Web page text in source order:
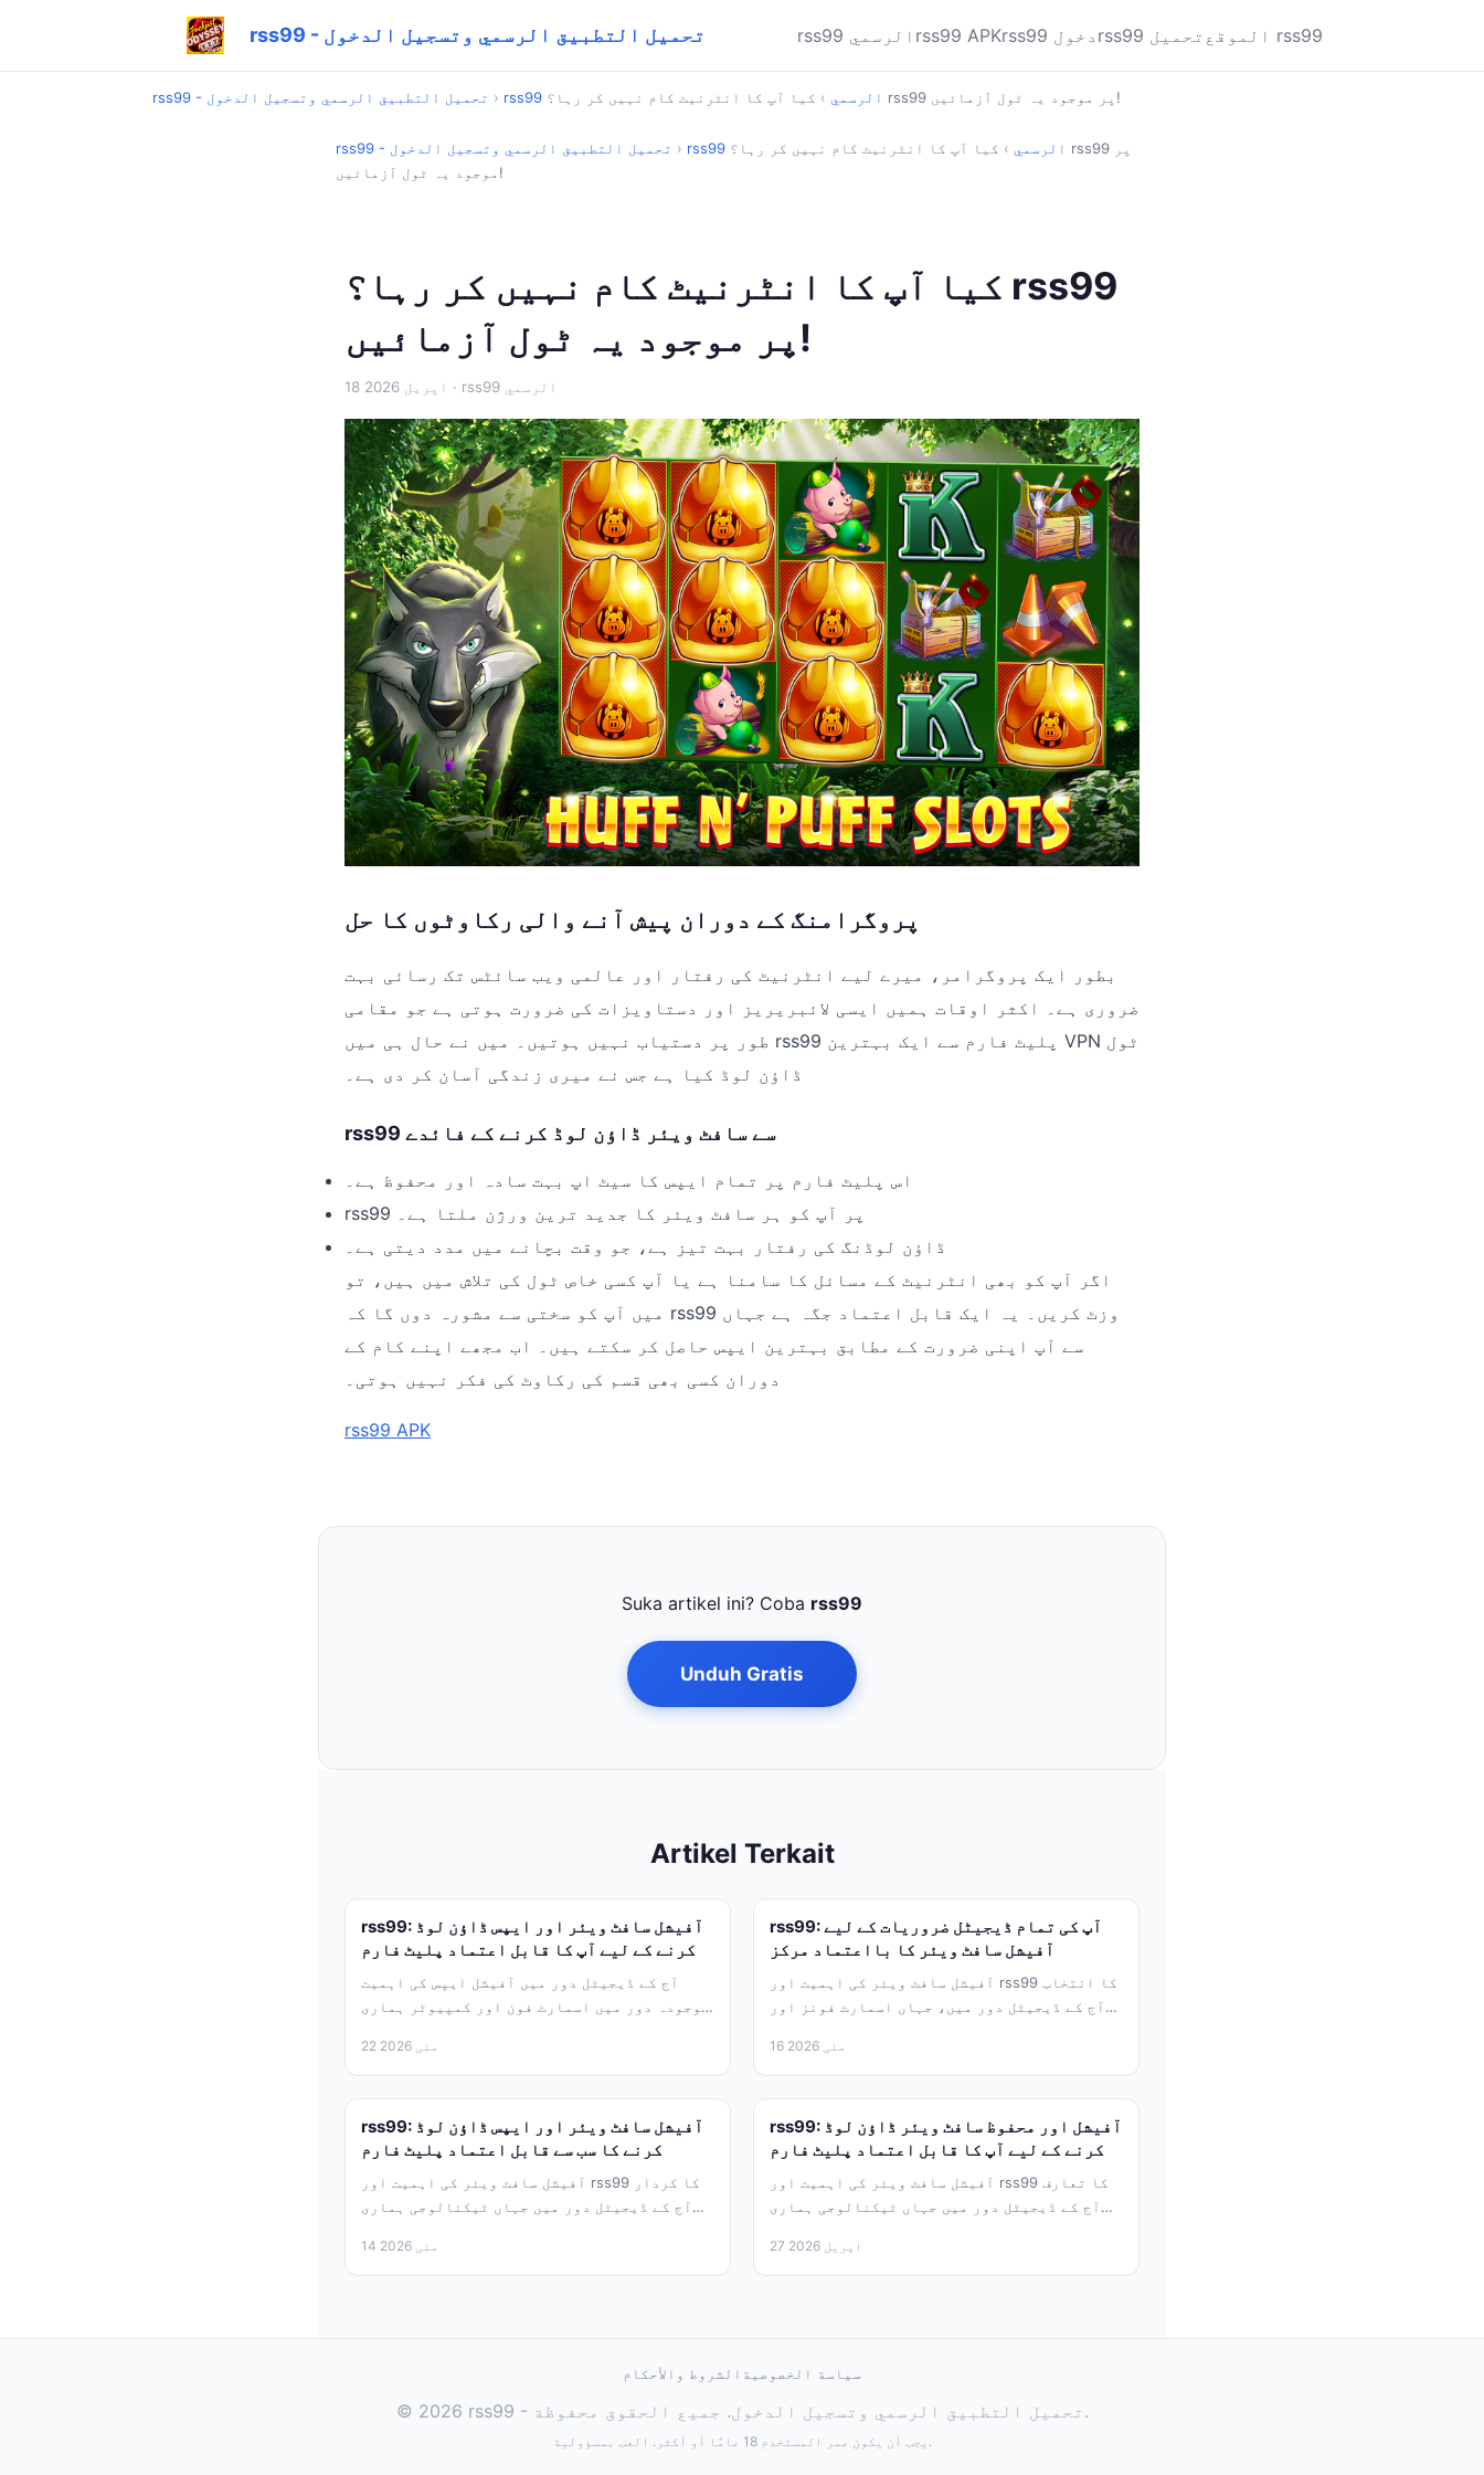
rss99 - تحميل التطبيق الرسمي وتسجيل الدخول rss99 الرسمي rss99 APK rss99 دخول rss99 تحميل الموقع rss99
rss99 - تحميل التطبيق الرسمي وتسجيل الدخول › rss99 الرسمي › کیا آپ کا انٹرنیٹ کام نہیں کر رہا؟ rss99 پر موجود یہ ٹول آزمائیں!
rss99 - تحميل التطبيق الرسمي وتسجيل الدخول › rss99 الرسمي › کیا آپ کا انٹرنیٹ کام نہیں کر رہا؟ rss99 پر
موجود یہ ٹول آزمائیں!
کیا آپ کا انٹرنیٹ کام نہیں کر رہا؟ rss99
پر موجود یہ ٹول آزمائیں!
18 اپریل 2026 · rss99 الرسمي
پروگرامنگ کے دوران پیش آنے والی رکاوٹوں کا حل
بطور ایک پروگرامر، میرے لیے انٹرنیٹ کی رفتار اور عالمی ویب سائٹس تک رسائی بہت
ضروری ہے۔ اکثر اوقات ہمیں ایسی لائبریریز اور دستاویزات کی ضرورت ہوتی ہے جو مقامی
طور پر دستیاب نہیں ہوتیں۔ میں نے حال ہی میں rss99 پلیٹ فارم سے ایک بہترین VPN ٹول
ڈاؤن لوڈ کیا ہے جس نے میری زندگی آسان کر دی ہے۔
rss99 سے سافٹ ویئر ڈاؤن لوڈ کرنے کے فائدے
اس پلیٹ فارم پر تمام ایپس کا سیٹ اپ بہت سادہ اور محفوظ ہے۔
rss99 پر آپ کو ہر سافٹ ویئر کا جدید ترین ورژن ملتا ہے۔
ڈاؤن لوڈنگ کی رفتار بہت تیز ہے، جو وقت بچانے میں مدد دیتی ہے۔
اگر آپ کو بھی انٹرنیٹ کے مسائل کا سامنا ہے یا آپ کسی خاص ٹول کی تلاش میں ہیں، تو
میں آپ کو سختی سے مشورہ دوں گا کہ rss99 وزٹ کریں۔ یہ ایک قابل اعتماد جگہ ہے جہاں
سے آپ اپنی ضرورت کے مطابق بہترین ایپس حاصل کر سکتے ہیں۔ اب مجھے اپنے کام کے
دوران کسی بھی قسم کی رکاوٹ کی فکر نہیں ہوتی۔
rss99 APK
Suka artikel ini? Coba rss99
Unduh Gratis
Artikel Terkait
rss99: آفیشل سافٹ ویئر اور ایپس ڈاؤن لوڈ
کرنے کے لیے آپ کا قابل اعتماد پلیٹ فارم
آج کے ڈیجیٹل دور میں آفیشل ایپس کی اہمیت
موجودہ دور میں اسمارٹ فون اور کمپیوٹر ہماری
22 مئی 2026
rss99: آپ کی تمام ڈیجیٹل ضروریات کے لیے
آفیشل سافٹ ویئر کا بااعتماد مرکز
آفیشل سافٹ ویئر کی اہمیت اور rss99 کا انتخاب
آج کے ڈیجیٹل دور میں، جہاں اسمارٹ فونز اور
16 مئی 2026
rss99: آفیشل سافٹ ویئر اور ایپس ڈاؤن لوڈ
کرنے کا سب سے قابل اعتماد پلیٹ فارم
آفیشل سافٹ ویئر کی اہمیت اور rss99 کا کردار
آج کے ڈیجیٹل دور میں جہاں ٹیکنالوجی ہماری
14 مئی 2026
rss99: آفیشل اور محفوظ سافٹ ویئر ڈاؤن لوڈ
کرنے کے لیے آپ کا قابل اعتماد پلیٹ فارم
آفیشل سافٹ ویئر کی اہمیت اور rss99 کا تعارف
آج کے ڈیجیٹل دور میں جہاں ٹیکنالوجی ہماری
27 اپریل 2026
الشروط والأحكام سياسة الخصوصية
© 2026 rss99 - تحميل التطبيق الرسمي وتسجيل الدخول. جميع الحقوق محفوظة.
يجب أن يكون عمر المستخدم 18 عامًا أو أكثر. العب بمسؤولية.